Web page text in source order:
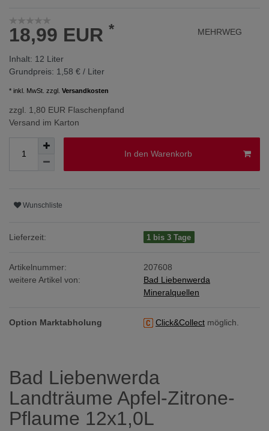
18,99 EUR *
Inhalt: 12 Liter
Grundpreis: 1,58 € / Liter
MEHRWEG
* inkl. MwSt. zzgl. Versandkosten
zzgl. 1,80 EUR Flaschenpfand
Versand im Karton
In den Warenkorb
Wunschliste
Lieferzeit: 1 bis 3 Tage
Artikelnummer:
207608
weitere Artikel von:
Bad Liebenwerda
Mineralquellen
Option Marktabholung Click&Collect möglich.
Bad Liebenwerda
Landträume Apfel-Zitrone-
Pflaume 12x1,0L